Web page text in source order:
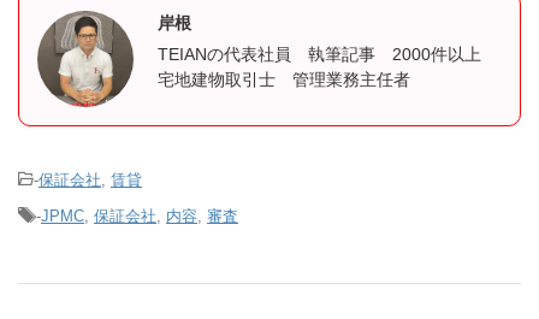
岸根
TEIANの代表社員 執筆記事 2000件以上
宅地建物取引士 管理業務主任者
-保証会社, 賃貸
-JPMC, 保証会社, 内容, 審査